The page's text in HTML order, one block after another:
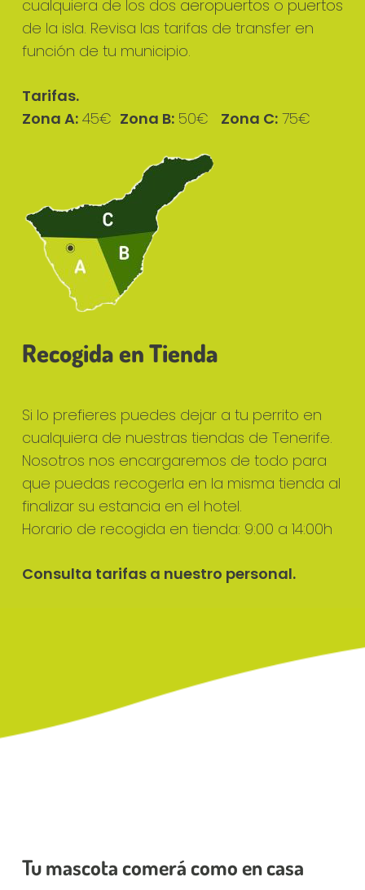
cualquiera de los dos aeropuertos o puertos
de la isla. Revisa las tarifas de transfer en
función de tu municipio.
Tarifas.
Zona A:45€ Zona B:50€ Zona C:75€
Recogida en Tienda
Si lo prefieres puedes dejar a tu perrito en
cualquiera de nuestras tiendas de Tenerife.
Nosotros nos encargaremos de todo para
que puedas recogerla en la misma tienda al
finalizar su estancia en el hotel.
Horario de recogida en tienda: 9:00 a 14:00h
Consulta tarifas a nuestro personal.
Tu mascota comerá como en casa